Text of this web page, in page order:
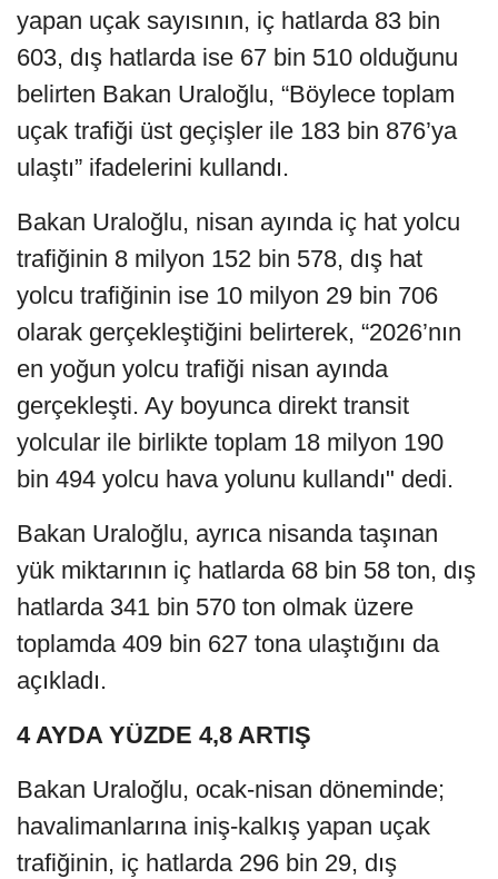
yapan uçak sayısının, iç hatlarda 83 bin
603, dış hatlarda ise 67 bin 510 olduğunu
belirten Bakan Uraloğlu, “Böylece toplam
uçak trafiği üst geçişler ile 183 bin 876’ya
ulaştı” ifadelerini kullandı.
Bakan Uraloğlu, nisan ayında iç hat yolcu
trafiğinin 8 milyon 152 bin 578, dış hat
yolcu trafiğinin ise 10 milyon 29 bin 706
olarak gerçekleştiğini belirterek, “2026’nın
en yoğun yolcu trafiği nisan ayında
gerçekleşti. Ay boyunca direkt transit
yolcular ile birlikte toplam 18 milyon 190
bin 494 yolcu hava yolunu kullandı" dedi.
Bakan Uraloğlu, ayrıca nisanda taşınan
yük miktarının iç hatlarda 68 bin 58 ton, dış
hatlarda 341 bin 570 ton olmak üzere
toplamda 409 bin 627 tona ulaştığını da
açıkladı.
4 AYDA YÜZDE 4,8 ARTIŞ
Bakan Uraloğlu, ocak-nisan döneminde;
havalimanlarına iniş-kalkış yapan uçak
trafiğinin, iç hatlarda 296 bin 29, dış